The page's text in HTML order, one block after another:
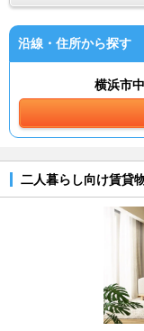
沿線・住所から探す
横浜市
二人暮らし向け賃貸